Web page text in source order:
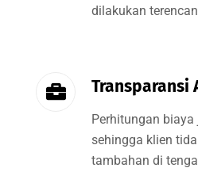
dilakukan
Transparansi
Perhitungan
sehingga klien
tambahan di